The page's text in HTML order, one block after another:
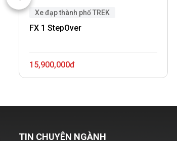
Xe đạp thành phố TREK
FX 1 StepOver
15,900,000đ
TIN CHUYÊN NGÀNH